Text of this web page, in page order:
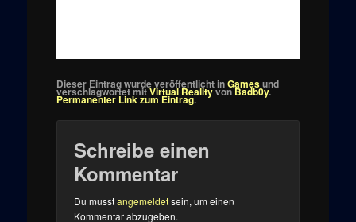
Dieser Eintrag wurde veröffentlicht inGamesund
verschlagwortet mitVirtual RealityvonBadb0y.
Permanenter Link zum Eintrag.
Schreibe einen
Kommentar
Du musstangemeldetsein, um einen
Kommentar abzugeben.